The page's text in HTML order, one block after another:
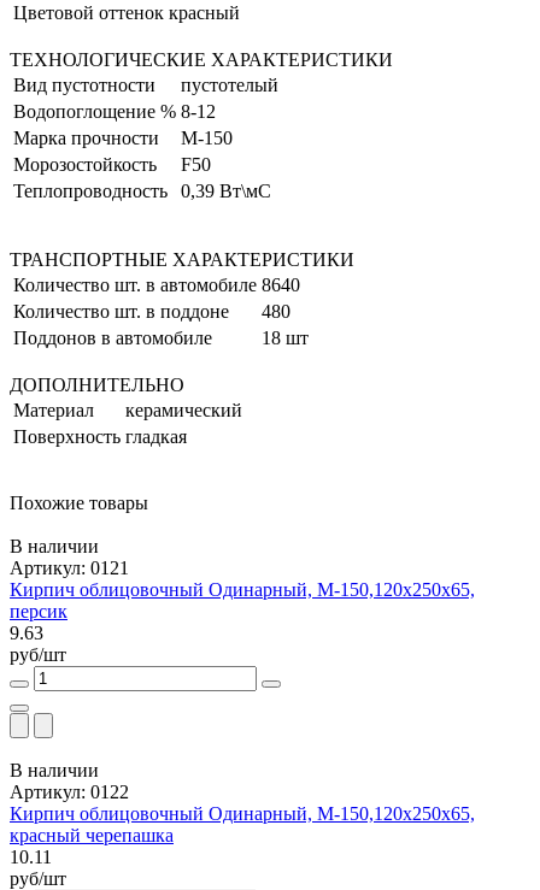
Цветовой оттенок красный
ТЕХНОЛОГИЧЕСКИЕ ХАРАКТЕРИСТИКИ
Вид пустотности
пустотелый
Водопоглощение % 8-12
Марка прочности
М-150
Морозостойкость
F50
Теплопроводность
0,39 Вт\мС
ТРАНСПОРТНЫЕ ХАРАКТЕРИСТИКИ
Количество шт. в автомобиле 8640
Количество шт. в поддоне
480
Поддонов в автомобиле
18 шт
ДОПОЛНИТЕЛЬНО
Материал
керамический
Поверхность гладкая
Похожие товары
В наличии
Артикул: 0121
Кирпич облицовочный Одинарный, М-150,120x250x65,
персик
9.63
руб/шт
В наличии
Артикул: 0122
Кирпич облицовочный Одинарный, М-150,120x250x65,
красный черепашка
10.11
руб/шт